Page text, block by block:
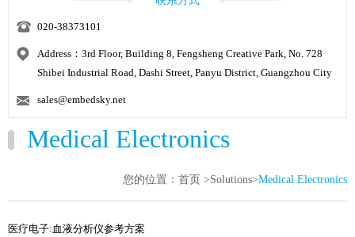
020-38373101
Address：3rd Floor, Building 8, Fengsheng Creative Park, No. 728
Shibei Industrial Road, Dashi Street, Panyu District, Guangzhou City
sales@embedsky.net
Medical Electronics
您的位置： 首页 >Solutions>Medical Electronics
医疗电子:血液分析仪参考方案